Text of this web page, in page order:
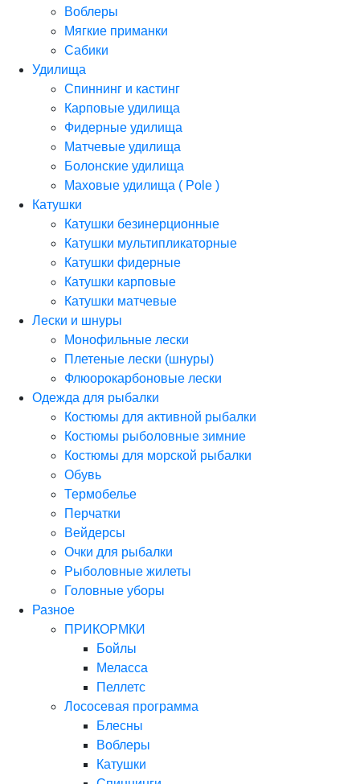
Воблеры
Мягкие приманки
Сабики
Удилища
Спиннинг и кастинг
Карповые удилища
Фидерные удилища
Матчевые удилища
Болонские удилища
Маховые удилища ( Pole )
Катушки
Катушки безинерционные
Катушки мультипликаторные
Катушки фидерные
Катушки карповые
Катушки матчевые
Лески и шнуры
Монофильные лески
Плетеные лески (шнуры)
Флюорокарбоновые лески
Одежда для рыбалки
Костюмы для активной рыбалки
Костюмы рыболовные зимние
Костюмы для морской рыбалки
Обувь
Термобелье
Перчатки
Вейдерсы
Очки для рыбалки
Рыболовные жилеты
Головные уборы
Разное
ПРИКОРМКИ
Бойлы
Меласса
Пеллетс
Лососевая программа
Блесны
Воблеры
Катушки